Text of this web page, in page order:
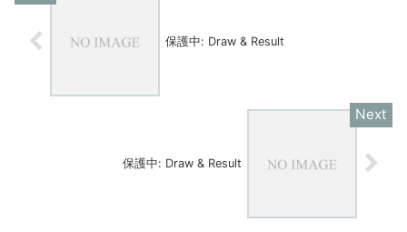
保護中: Draw & Result
保護中: Draw & Result